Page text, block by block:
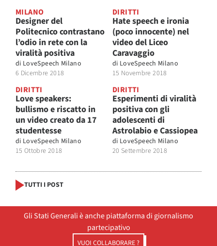
MILANO
Designer del
Politecnico contrastano
l’odio in rete con la
viralità positiva
di LoveSpeech Milano
6 Dicembre 2018
DIRITTI
Hate speech e ironia
(poco innocente) nel
video del Liceo
Caravaggio
di LoveSpeech Milano
15 Novembre 2018
DIRITTI
Love speakers:
bullismo e riscatto in
un video creato da 17
studentesse
di LoveSpeech Milano
15 Ottobre 2018
DIRITTI
Esperimenti di viralità
positiva con gli
adolescenti di
Astrolabio e Cassiopea
di LoveSpeech Milano
20 Settembre 2018
TUTTI I POST
Gli Stati Generali è anche piattaforma di giornalismo
partecipativo
VUOI COLLABORARE ?